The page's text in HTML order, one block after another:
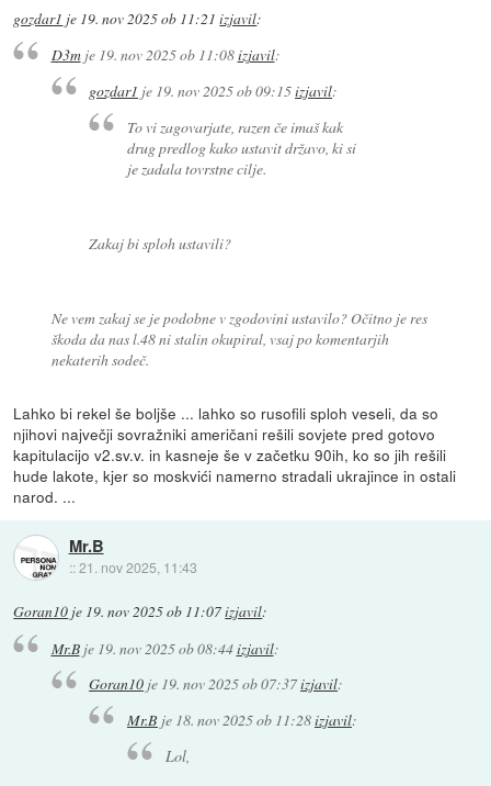
gozdar1 je 19. nov 2025 ob 11:21 izjavil:
D3mje 19. nov 2025 ob 11:08izjavil:
gozdar1 je 19. nov 2025 ob 09:15izjavil:
To vi zagovarjate, razen če imaš kak
drug predlog kako ustavit državo, ki si
je zadala tovrstne cilje.
Zakaj bi sploh ustavili?
Ne vem zakaj se je podobne v zgodovini ustavilo? Očitno je res
škoda da nas l.48 ni stalin okupiral, vsaj po komentarjih
nekaterih sodeč.
Lahko bi rekel še boljše ... lahko so rusofili sploh veseli, da so
njihovi največji sovražniki američani rešili sovjete pred gotovo
kapitulacijo v2.sv.v. in kasneje še v začetku 90ih, ko so jih rešili
hude lakote, kjer so moskvići namerno stradali ukrajince in ostali
narod. ...
Mr.B
::21. nov 2025, 11:43
Goran10 je 19. nov 2025 ob 11:07izjavil:
Mr.Bje 19. nov 2025 ob 08:44izjavil:
Goran10 je 19. nov 2025 ob 07:37izjavil:
Mr.B je 18. nov 2025 ob 11:28izjavil:
Lol,